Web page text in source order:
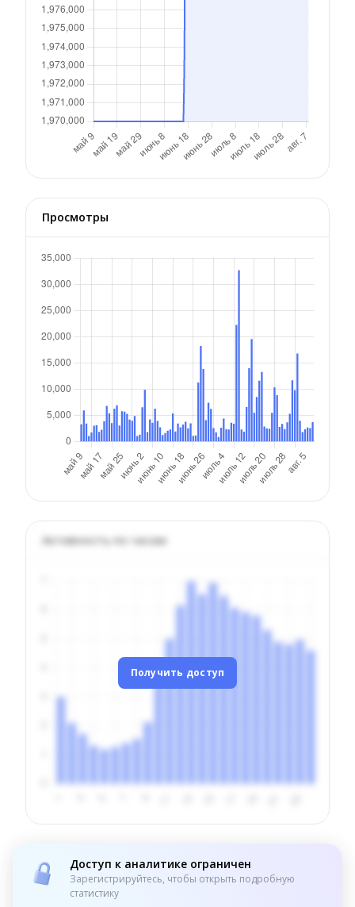
Просмотры
Активность по часам
Получить доступ
Доступ к аналитике ограничен
Зарегистрируйтесь, чтобы открыть подробную
статистику